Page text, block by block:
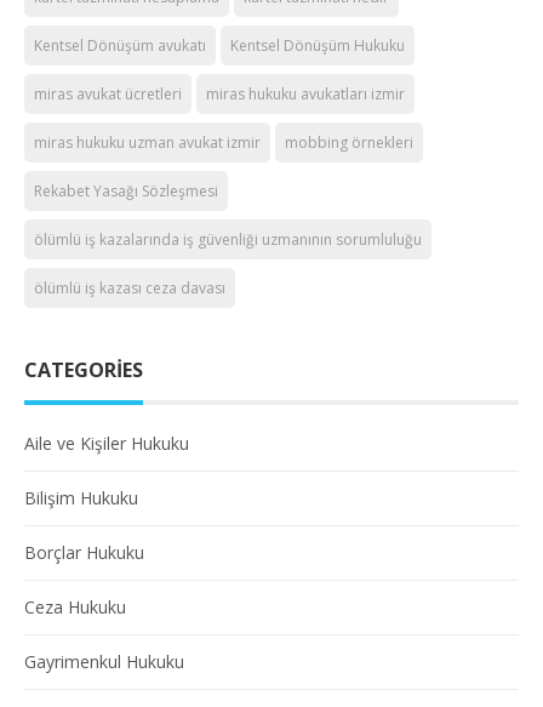
Kentsel Dönüşüm avukatı Kentsel Dönüşüm Hukuku
miras avukat ücretleri miras hukuku avukatları izmir
miras hukuku uzman avukat izmir mobbing örnekleri
Rekabet Yasağı Sözleşmesi
ölümlü iş kazalarında iş güvenliği uzmanının sorumluluğu
ölümlü iş kazası ceza davası
CATEGORIES
Aile ve Kişiler Hukuku
Bilişim Hukuku
Borçlar Hukuku
Ceza Hukuku
Gayrimenkul Hukuku